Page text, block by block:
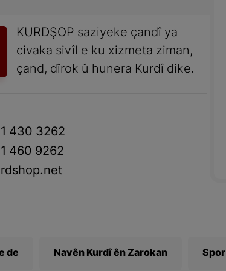
KURDŞOP saziyeke çandî ya
civaka sivîl e ku xizmeta ziman,
çand, dîrok û hunera Kurdî dike.
430 3262
460 9262
de Navên Kurdî ên Zarokan Spor